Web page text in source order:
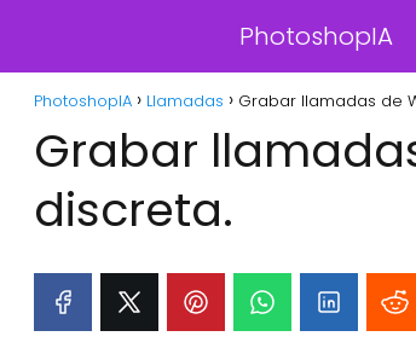
PhotoshopIA
PhotoshopIA Llamadas Grabar llamadas de
Grabar
discreta.